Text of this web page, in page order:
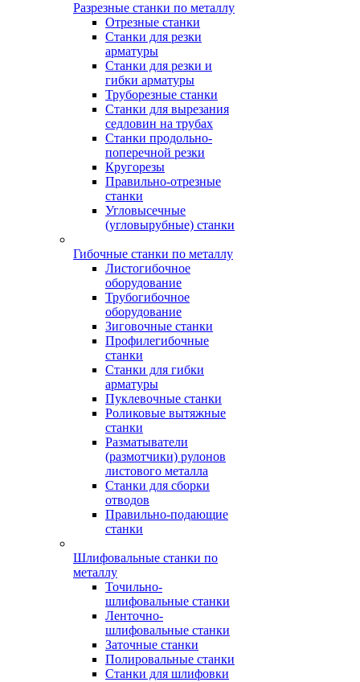
Разрезные станки по металлу
Отрезные станки
Станки для резки
арматуры
Станки для резки и
гибки арматуры
Труборезные станки
Станки для вырезания
седловин на трубаx
Станки продольно-
поперечной резки
Кругорезы
Правильно-отрезные
станки
Угловысечные
(угловырубные) станки
Гибочные станки по металлу
Листогибочное
оборудование
Трубогибочное
оборудование
Зиговочные станки
Профилегибочные
станки
Станки для гибки
арматуры
Пуклевочные станки
Роликовые вытяжные
станки
Разматыватели
(размотчики) рулонов
листового металла
Станки для сборки
отводов
Правильно-подающие
станки
Шлифовальные станки по
металлу
Точильно-
шлифовальные станки
Ленточно-
шлифовальные станки
Заточные станки
Полировальные станки
Станки для шлифовки